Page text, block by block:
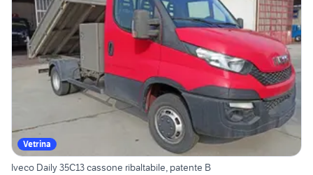
Vetrina
Iveco Daily 35C13 cassone ribaltabile, patente B